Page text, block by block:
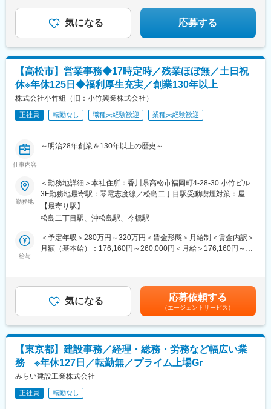
気になる 応募する
【高松市】営業事務◆17時定時／残業ほぼ無／土日祝
休※年休125日◆福利厚生充実／創業130年以上
株式会社小竹組（旧：小竹興業株式会社）
正社員 転勤なし 職種未経験歓迎 業種未経験歓迎
仕事内容
～明治28年創業＆130年以上の歴史～
営業事務として事務作業や顧客対応などをお任せします。
顧客対応や資料作成、社内調整などの業務を行っていただきま
す。
■当社について：
・官公庁、商業施設、マンション、個人邸宅、オフィス、工場、
寺社仏閣とあらゆる物件、10億円～30億円程度の案件を得意とし
アトップクラス、圧倒的な知名度で地域に貢献しています。
◇役職をつけて呼ぶ文化もなければ、社長室もなく、上下関係を
あまり感じないゆるい社風です。
◇充実した福利厚生：特にキャリアを支援し、建築士、施工管理
技士の資格学校の費用補助を100％させていただいています。
勤務地
＜勤務地詳細＞本社住所：香川県高松市福岡町4-28-30 小竹ビル
3F勤務地最寄駅：琴電志度線／松島二丁目駅受動喫煙対策：屋内
全面禁煙
【最寄り駅】
松島二丁目駅、沖松島駅、今橋駅
給与
＜予定年収＞280万円～320万円＜賃金形態＞月給制＜賃金内訳＞
月額（基本給）：176,160円～260,000円＜月給＞176,160円～
までも目安の金額であり、選考を通じて上下する可能性がありま
す。月給(月額)は固定手当を含めた表記です。
気になる 応募依頼する
（エージェントサービス）
【東京都】建設事務／経理・総務・労務など幅広い業
務 ※年休127日／転勤無／プライム上場Gr
みらい建設工業株式会社
正社員 転勤なし